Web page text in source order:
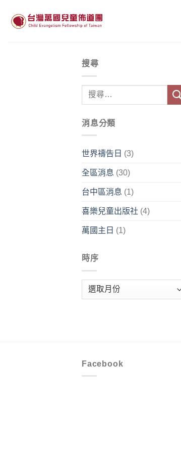
content
搜尋
消息分類
世界禱告日 (3)
全區消息 (30)
台中區消息 (1)
喜樂兒童出版社 (4)
萬國主日 (1)
時序
Facebook